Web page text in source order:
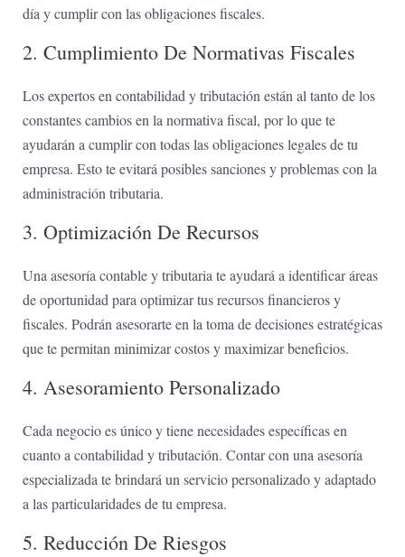
día y cumplir con las obligaciones fiscales.
2. Cumplimiento De Normativas​ Fiscales
Los expertos en contabilidad y tributación están al tanto de los
constantes cambios en la normativa ‍fiscal, por lo ‌que te
ayudarán⁢ a ⁢cumplir con todas ‍las obligaciones legales ​de tu
empresa. Esto te evitará posibles sanciones y problemas‍ con la
administración tributaria.
3. Optimización De Recursos
Una asesoría contable y ‍tributaria te ayudará a identificar áreas
de‍ oportunidad para optimizar tus recursos ⁢financieros⁣ y
fiscales. Podrán asesorarte ⁢en la toma⁣ de decisiones estratégicas
que te permitan​ minimizar costos y maximizar⁢ beneficios.
4. Asesoramiento Personalizado
Cada ⁤negocio es único y tiene necesidades específicas en
cuanto a contabilidad y tributación. Contar con una asesoría
⁣especializada te brindará un servicio personalizado y adaptado
a las particularidades de tu empresa.
5. Reducción De Riesgos